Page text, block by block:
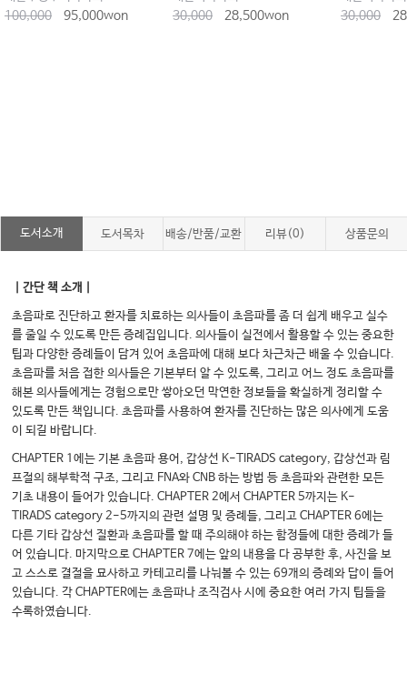
100,000
95,000won
30,000
28,500won
30,000
도서소개 도서목차 배송/반품/교환 리뷰(0) 상품문의
｜간단 책 소개｜
초음파로 진단하고 환자를 치료하는 의사들이 초음파를 좀 더 쉽게 배우고 실수
를 줄일 수 있도록 만든 증례집입니다. 의사들이 실전에서 활용할 수 있는 중요한
팁과 다양한 증례들이 담겨 있어 초음파에 대해 보다 차근차근 배울 수 있습니다.
초음파를 처음 접한 의사들은 기본부터 알 수 있도록, 그리고 어느 정도 초음파를
해본 의사들에게는 경험으로만 쌓아오던 막연한 정보들을 확실하게 정리할 수
있도록 만든 책입니다. 초음파를 사용하여 환자를 진단하는 많은 의사에게 도움
이 되길 바랍니다.
CHAPTER 1에는 기본 초음파 용어, 갑상선 K-TIRADS category, 갑상선과 림
프절의 해부학적 구조, 그리고 FNA와 CNB 하는 방법 등 초음파와 관련한 모든
기초 내용이 들어가 있습니다. CHAPTER 2에서 CHAPTER 5까지는 K-
TIRADS category 2-5까지의 관련 설명 및 증례들, 그리고 CHAPTER 6에는
다른 기타 갑상선 질환과 초음파를 할 때 주의해야 하는 함정들에 대한 증례가 들
어 있습니다. 마지막으로 CHAPTER 7에는 앞의 내용을 다 공부한 후, 사진을 보
고 스스로 결절을 묘사하고 카테고리를 나눠볼 수 있는 69개의 증례와 답이 들어
있습니다. 각 CHAPTER에는 초음파나 조직검사 시에 중요한 여러 가지 팁들을
수록하였습니다.